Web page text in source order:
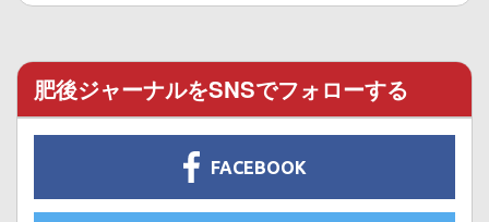
肥後ジャーナルをSNSでフォローする
FACEBOOK